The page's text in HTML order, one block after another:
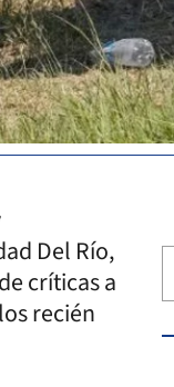
Del Río,
críticas a
recién